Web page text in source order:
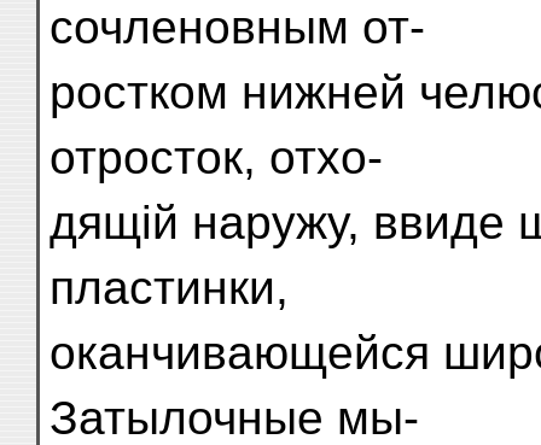
сочленовным от-
ростком нижней
отросток, отхо-
дящій наружу, ввиде
пластинки,
оканчивающейся
Затылочные мы-